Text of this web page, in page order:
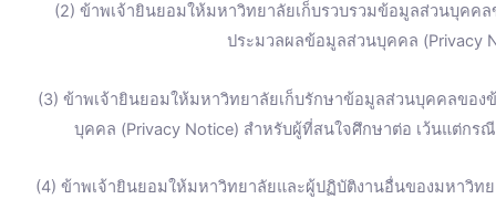
(2) ข้าพเจ้ายินยอมให้มหาวิทยาลัยเก็บรวบรวมข้อมูลส่วนบุคค
ประมวลผลข้อมูลส่วนบุคคล (Privacy
(3) ข้าพเจ้ายินยอมให้มหาวิทยาลัยเก็บรักษาข้อมูลส่วนบุคคลของ
บุคคล (Privacy Notice) สำหรับผู้ที่สนใจศึกษาต่อ เว้นแต่ก
(4) ข้าพเจ้ายินยอมให้มหาวิทยาลัยและผู้ปฏิบัติงานอื่นของมหาวิท